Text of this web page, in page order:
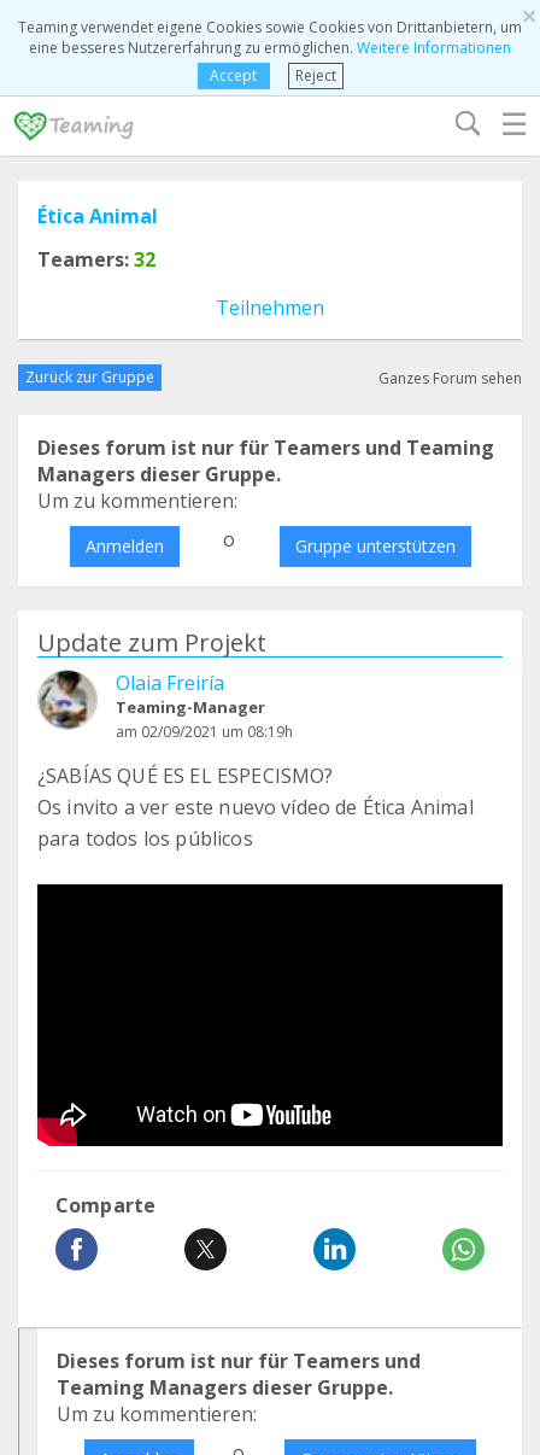
×
Teaming verwendet eigene Cookies sowie Cookies von Drittanbietern, um
eine besseres Nutzererfahrung zu ermöglichen. Weitere Informationen
Accept
Reject
☰
Ética Animal
Teamers:32
Teilnehmen
Zurück zur Gruppe Ganzes Forum sehen
Dieses forum ist nur für Teamers und Teaming
Managers dieser Gruppe.
Um zu kommentieren:
Anmelden o Gruppe unterstützen
Update zum Projekt
Olaia Freiría
Teaming-Manager
am 02/09/2021 um 08:19h
¿SABÍAS QUÉ ES EL ESPECISMO?
Os invito a ver este nuevo vídeo de Ética Animal
para todos los públicos
Comparte
Dieses forum ist nur für Teamers und
Teaming Managers dieser Gruppe.
Um zu kommentieren: